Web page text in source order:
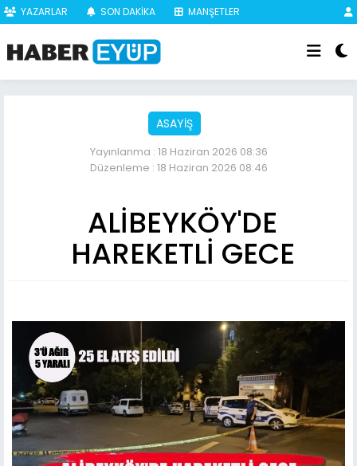
YAZARLAR SON DAKİKA MANŞETLER
ASAYİŞ
Yayınlanma : 18 Haziran 2026 08:36
Düzenleme : 18 Haziran 2026 08:46
ALİBEYKÖY'DE
HAREKETLİ GECE